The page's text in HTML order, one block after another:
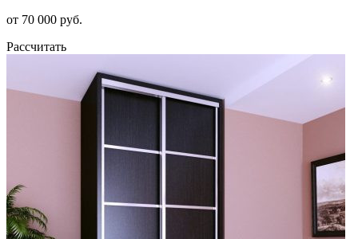
от 70 000 руб.
Рассчитать